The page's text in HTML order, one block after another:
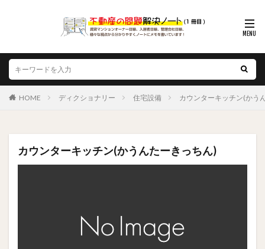
HOME ディクショナリー 住宅設備 カウンターキッチン(かう
カウンターキッチン(かうんたーきっちん)